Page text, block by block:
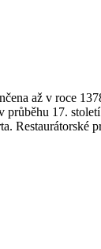
až v roce
17.
Restaurátorské